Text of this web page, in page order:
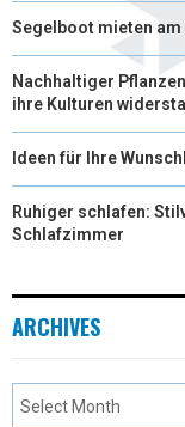
Segelboot mieten
Nachhaltiger
ihre Kulturen
Ideen für Ihre
Ruhiger schlafen:
Schlafzimmer
ARCHIVES